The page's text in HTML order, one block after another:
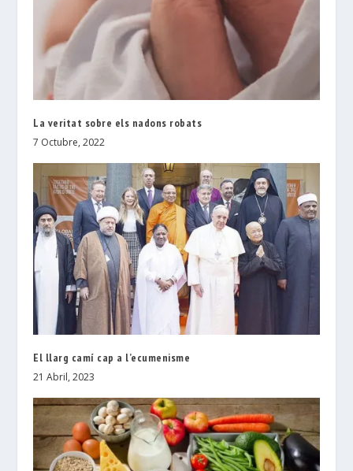
La veritat sobre els nadons robats
7 Octubre, 2022
El llarg camí cap a l’ecumenisme
21 Abril, 2023